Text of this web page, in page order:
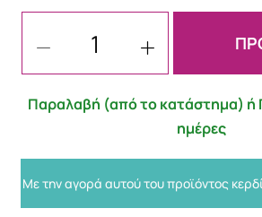
Παραλαβή (από το κατάστημα) ή
ημέρες
Με την αγορά αυτού του προϊόντος